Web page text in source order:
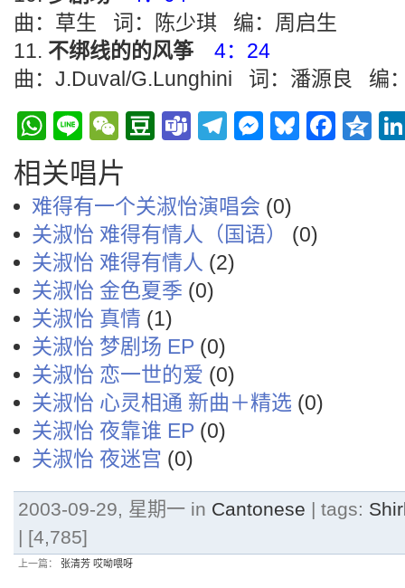
曲：草生 词：陈少琪 编：周启生
不绑线的的风筝
4：24
曲：J.Duval/G.Lunghini 词：潘源良 编
WhatsApp
LineWeChat
Douban
TeamsTelegramBluesky
相关唱片
难得有一个关淑怡演唱会 (0)
关淑怡 难得有情人（国语）
(0)
关淑怡 难得有情人 (2)
关淑怡 金色夏季 (0)
关淑怡 真情 (1)
关淑怡 梦剧场 EP (0)
关淑怡 恋一世的爱 (0)
关淑怡 心灵相通 新曲＋精选 (0)
关淑怡 夜靠谁 EP (0)
关淑怡 夜迷宫 (0)
2003-09-29, 星期一 in Cantonese | tags:
| [4,785]
上一篇： 张清芳 哎呦喂呀